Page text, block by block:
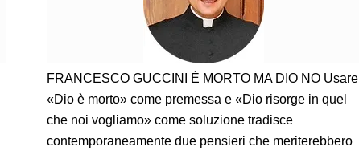
FRANCESCO GUCCINI È MORTO MA DIO NO Usare
«Dio è morto» come premessa e «Dio risorge in quel
che noi vogliamo» come soluzione tradisce
contemporaneamente due pensieri che meriterebbero